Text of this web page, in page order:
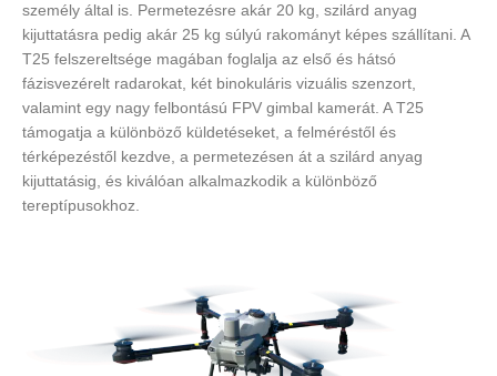
személy által is. Permetezésre akár 20 kg, szilárd anyag
kijuttatásra pedig akár 25 kg súlyú rakományt képes szállítani. A
T25 felszereltsége magában foglalja az első és hátsó
fázisvezérelt radarokat, két binokuláris vizuális szenzort,
valamint egy nagy felbontású FPV gimbal kamerát. A T25
támogatja a különböző küldetéseket, a felméréstől és
térképezéstől kezdve, a permetezésen át a szilárd anyag
kijuttatásig, és kiválóan alkalmazkodik a különböző
tereptípusokhoz.